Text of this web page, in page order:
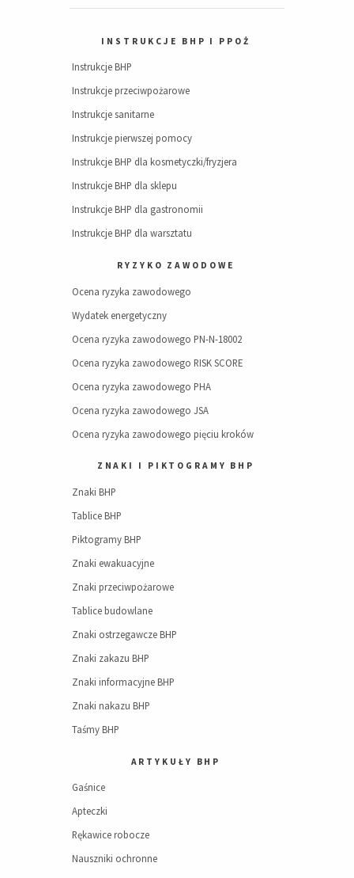
INSTRUKCJE BHP I PPOŻ
Instrukcje BHP
Instrukcje przeciwpożarowe
Instrukcje sanitarne
Instrukcje pierwszej pomocy
Instrukcje BHP dla kosmetyczki/fryzjera
Instrukcje BHP dla sklepu
Instrukcje BHP dla gastronomii
Instrukcje BHP dla warsztatu
RYZYKO ZAWODOWE
Ocena ryzyka zawodowego
Wydatek energetyczny
Ocena ryzyka zawodowego PN-N-18002
Ocena ryzyka zawodowego RISK SCORE
Ocena ryzyka zawodowego PHA
Ocena ryzyka zawodowego JSA
Ocena ryzyka zawodowego pięciu kroków
ZNAKI I PIKTOGRAMY BHP
Znaki BHP
Tablice BHP
Piktogramy BHP
Znaki ewakuacyjne
Znaki przeciwpożarowe
Tablice budowlane
Znaki ostrzegawcze BHP
Znaki zakazu BHP
Znaki informacyjne BHP
Znaki nakazu BHP
Taśmy BHP
ARTYKUŁY BHP
Gaśnice
Apteczki
Rękawice robocze
Nauszniki ochronne